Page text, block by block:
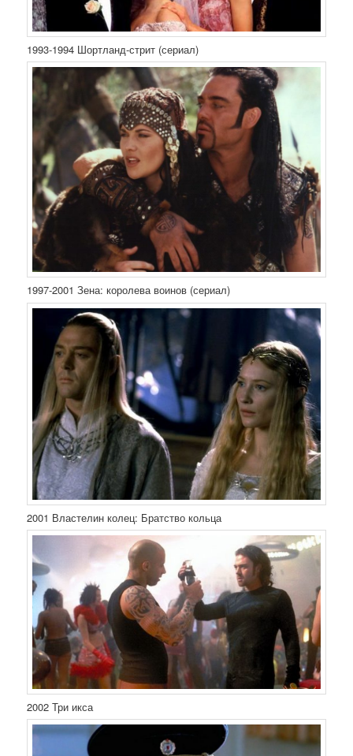
1993-1994 Шортланд-стрит (сериал)
1997-2001 Зена: королева воинов (сериал)
2001 Властелин колец: Братство кольца
2002 Три икса